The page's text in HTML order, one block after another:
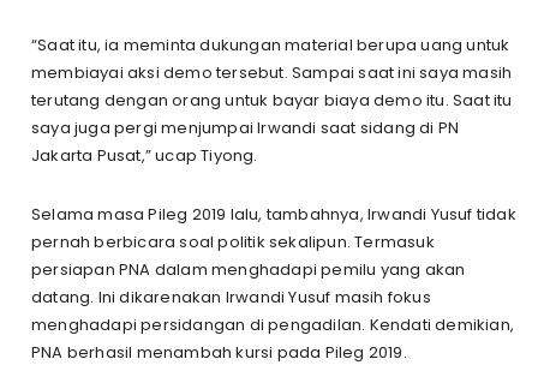
“Saat itu, ia meminta dukungan material berupa uang untuk
membiayai aksi demo tersebut. Sampai saat ini saya masih
terutang dengan orang untuk bayar biaya demo itu. Saat itu
saya juga pergi menjumpai Irwandi saat sidang di PN
Jakarta Pusat,” ucap Tiyong.
Selama masa Pileg 2019 lalu, tambahnya, Irwandi Yusuf tidak
pernah berbicara soal politik sekalipun. Termasuk
persiapan PNA dalam menghadapi pemilu yang akan
datang. Ini dikarenakan Irwandi Yusuf masih fokus
menghadapi persidangan di pengadilan. Kendati demikian,
PNA berhasil menambah kursi pada Pileg 2019.